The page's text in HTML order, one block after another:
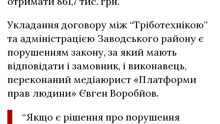
Укладання договору між “Тріботехнікою”
та адміністрацією Заводського району є
порушенням закону, за який мають
відповідати і замовник, і виконавець,
переконаний медіаюрист «Платформи
прав людини» Євген Воробйов.
“Якщо є рішення про порушення